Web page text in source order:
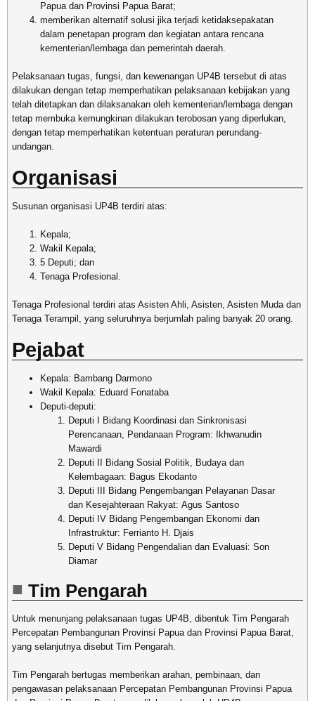
Papua dan Provinsi Papua Barat;
memberikan alternatif solusi jika terjadi ketidaksepakatan
dalam penetapan program dan kegiatan antara rencana
kementerian/lembaga dan pemerintah daerah.
Pelaksanaan tugas, fungsi, dan kewenangan UP4B tersebut di atas
dilakukan dengan tetap memperhatikan pelaksanaan kebijakan yang
telah ditetapkan dan dilaksanakan oleh kementerian/lembaga dengan
tetap membuka kemungkinan dilakukan terobosan yang diperlukan,
dengan tetap memperhatikan ketentuan peraturan perundang-
undangan.
Organisasi
Susunan organisasi UP4B terdiri atas:
Kepala;
Wakil Kepala;
5 Deputi; dan
Tenaga Profesional.
Tenaga Profesional terdiri atas Asisten Ahli, Asisten, Asisten Muda dan
Tenaga Terampil, yang seluruhnya berjumlah paling banyak 20 orang.
Pejabat
Kepala: Bambang Darmono
Wakil Kepala: Eduard Fonataba
Deputi-deputi:
Deputi I Bidang Koordinasi dan Sinkronisasi
Perencanaan, Pendanaan Program: Ikhwanudin
Mawardi
Deputi II Bidang Sosial Politik, Budaya dan
Kelembagaan: Bagus Ekodanto
Deputi III Bidang Pengembangan Pelayanan Dasar
dan Kesejahteraan Rakyat: Agus Santoso
Deputi IV Bidang Pengembangan Ekonomi dan
Infrastruktur: Ferrianto H. Djais
Deputi V Bidang Pengendalian dan Evaluasi: Son
Diamar
Tim Pengarah
Untuk menunjang pelaksanaan tugas UP4B, dibentuk Tim Pengarah
Percepatan Pembangunan Provinsi Papua dan Provinsi Papua Barat,
yang selanjutnya disebut Tim Pengarah.
Tim Pengarah bertugas memberikan arahan, pembinaan, dan
pengawasan pelaksanaan Percepatan Pembangunan Provinsi Papua